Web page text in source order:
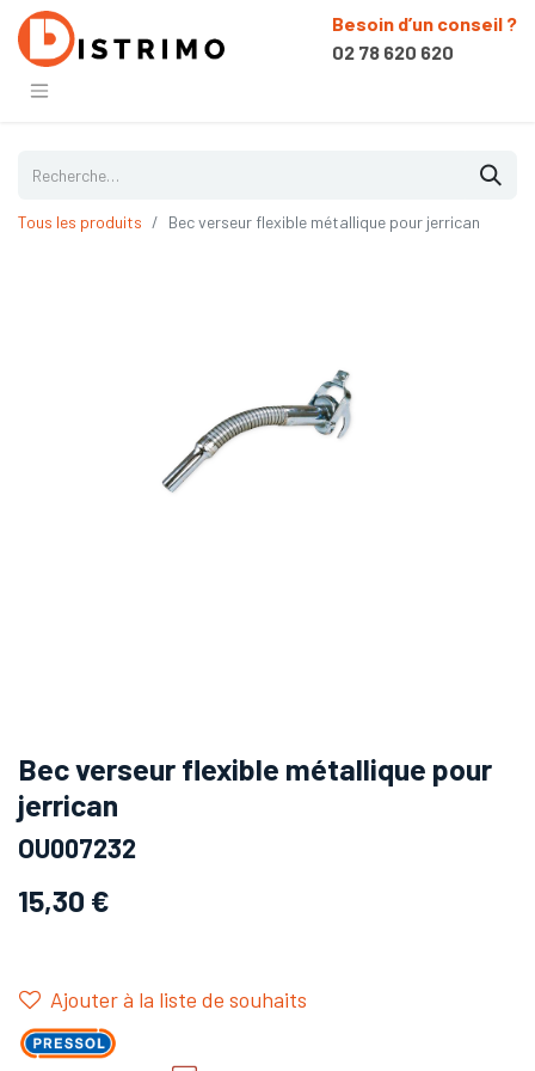
Besoin d’un conseil ?
02 78 620 620
Tous les produits Bec verseur flexible métallique pour jerrican
Bec verseur flexible métallique pour
jerrican
OU007232
15,30 €
Ajouter à la liste de souhaits